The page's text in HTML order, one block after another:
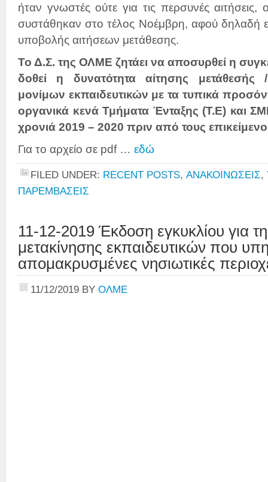
ήταν γνωστές ούτε για τις περσυνές αιτήσεις,
συστάθηκαν στο τέλος Νοέμβρη, αφού δηλαδή
υποβολής αιτήσεων μετάθεσης.
Το Δ.Σ. της ΟΛΜΕ ζητάει να αποσυρθεί η
δοθεί η δυνατότητα αίτησης
μονίμων εκπαιδευτικών με τα τυπικά
οργανικά κενά Τμήματα Ένταξης (Τ.Ε) και
χρονιά 2019 – 2020 πριν από τους
Για το αρχείο σε pdf … εδώ
FILED UNDER: RECENT POSTS, ΑΝΑΚΟΙΝΩΣΕΙΣ,
ΠΑΡΕΜΒΑΣΕΙΣ
11-12-2019 Έκδοση εγκυκλίου για
μετακίνησης εκπαιδευτικών που
απομακρυσμένες νησιωτικές
11/12/2019 BY ΟΛΜΕ